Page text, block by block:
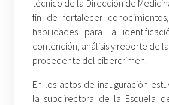
técnico de la Dirección de
fin de fortalecer
habilidades para la
contención, análisis y reporte de
procedente del cibercrimen.
En los actos de inauguración
la subdirectora de la Escuela